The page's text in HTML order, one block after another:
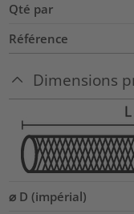
Qté par
Référence
Dimensions
⌀ D (impérial)